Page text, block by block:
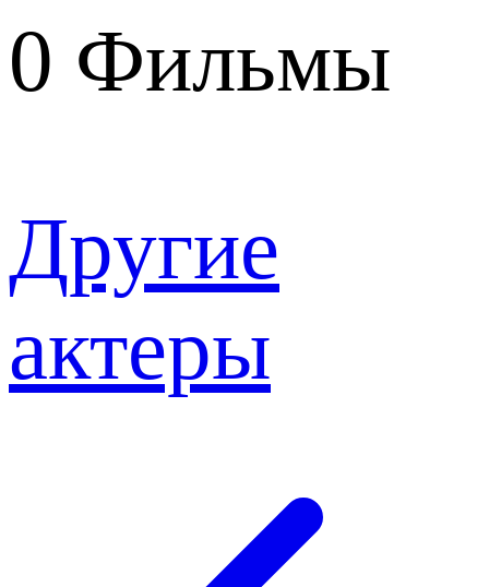
0 Фильмы
Другие
актеры